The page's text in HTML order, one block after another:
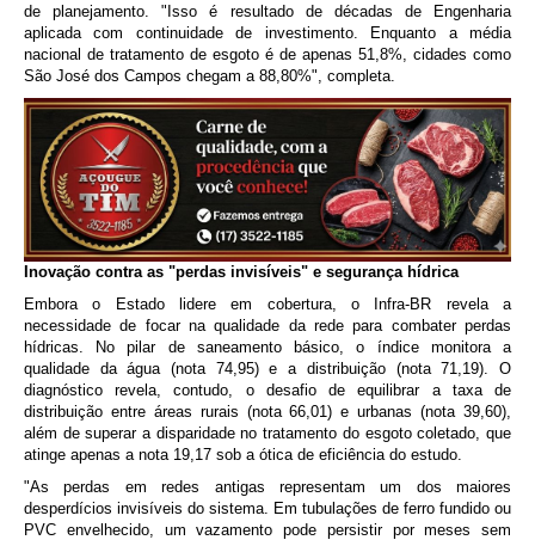
de planejamento. "Isso é resultado de décadas de Engenharia
aplicada com continuidade de investimento. Enquanto a média
nacional de tratamento de esgoto é de apenas 51,8%, cidades como
São José dos Campos chegam a 88,80%", completa.
Inovação contra as "perdas invisíveis" e segurança hídrica
Embora o Estado lidere em cobertura, o Infra-BR revela a
necessidade de focar na qualidade da rede para combater perdas
hídricas. No pilar de saneamento básico, o índice monitora a
qualidade da água (nota 74,95) e a distribuição (nota 71,19). O
diagnóstico revela, contudo, o desafio de equilibrar a taxa de
distribuição entre áreas rurais (nota 66,01) e urbanas (nota 39,60),
além de superar a disparidade no tratamento do esgoto coletado, que
atinge apenas a nota 19,17 sob a ótica de eficiência do estudo.
"As perdas em redes antigas representam um dos maiores
desperdícios invisíveis do sistema. Em tubulações de ferro fundido ou
PVC envelhecido, um vazamento pode persistir por meses sem